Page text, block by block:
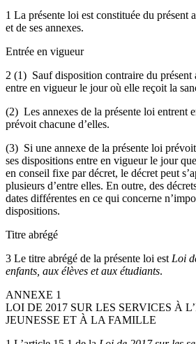
1 La présente loi est constituée du présent
et de ses annexes.
Entrée en vigueur
2 (1) Sauf disposition contraire du présent
entre en vigueur le jour où elle reçoit la
(2) Les annexes de la présente loi entrent
prévoit chacune d’elles.
(3) Si une annexe de la présente loi
ses dispositions entre en vigueur le jour
en conseil fixe par décret, le décret peut
plusieurs d’entre elles. En outre, des
dates différentes en ce qui concerne
dispositions.
Titre abrégé
3 Le titre abrégé de la présente loi est Loi
enfants, aux élèves et aux étudiants.
ANNEXE 1
LOI DE 2017 SUR LES SERVICES À
JEUNESSE ET À LA FAMILLE